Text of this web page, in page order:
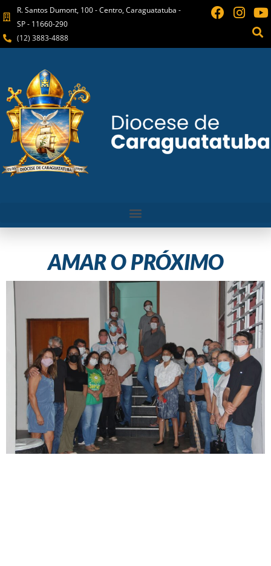
R. Santos Dumont, 100 - Centro, Caraguatatuba -
SP - 11660-290
(12) 3883-4888
AMAR O PRÓXIMO